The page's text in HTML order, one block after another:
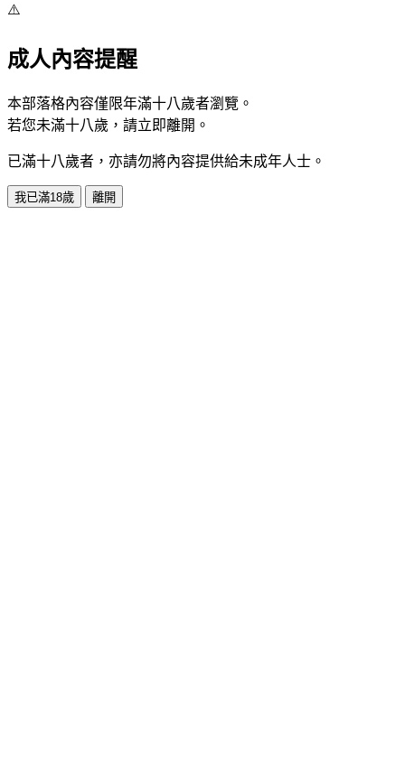
⚠️
成人內容提醒
本部落格內容僅限年滿十八歲者瀏覽。
若您未滿十八歲，請立即離開。
已滿十八歲者，亦請勿將內容提供給未成年人士。
我已滿18歲 離開